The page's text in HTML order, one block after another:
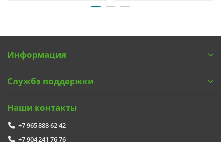
Информация
Служба поддержки
Наши контакты
+7 965 888 62 42
+7 904 241 76 76